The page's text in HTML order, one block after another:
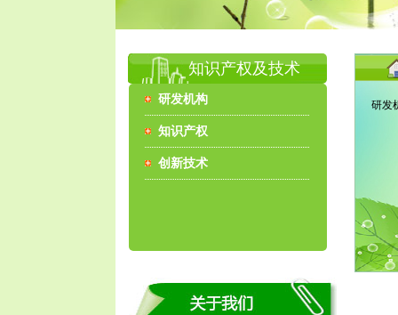
知识产权及技术
研发机构
知识产权
创新技术
研发